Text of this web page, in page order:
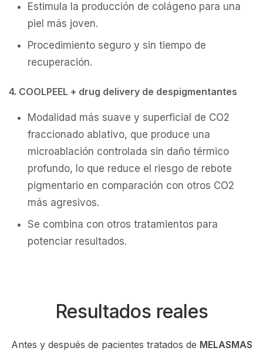
Estimula la producción de colágeno para una
piel más joven.
Procedimiento seguro y sin tiempo de
recuperación.
4. COOLPEEL + drug delivery de despigmentantes
Modalidad más suave y superficial de CO2
fraccionado ablativo, que produce una
microablación controlada sin daño térmico
profundo, lo que reduce el riesgo de rebote
pigmentario en comparación con otros CO2
más agresivos.
Se combina con otros tratamientos para
potenciar resultados.
Resultados reales
Antes y después de pacientes tratados de MELASMAS